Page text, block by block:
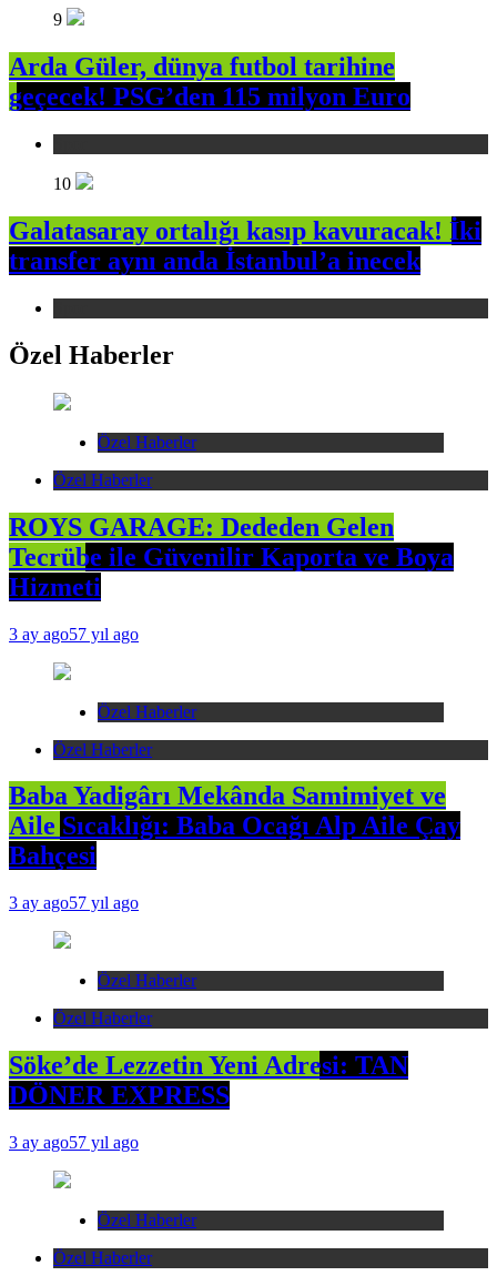
9
Arda Güler, dünya futbol tarihine
geçecek! PSG’den 115 milyon Euro
10
Galatasaray ortalığı kasıp kavuracak! İki
transfer aynı anda İstanbul’a inecek
Özel Haberler
Özel Haberler
Özel Haberler
ROYS GARAGE: Dededen Gelen
Tecrübe ile Güvenilir Kaporta ve Boya
Hizmeti
3 ay ago57 yıl ago
Özel Haberler
Özel Haberler
Baba Yadigârı Mekânda Samimiyet ve
Aile Sıcaklığı: Baba Ocağı Alp Aile Çay
Bahçesi
3 ay ago57 yıl ago
Özel Haberler
Özel Haberler
Söke’de Lezzetin Yeni Adresi: TAN
DÖNER EXPRESS
3 ay ago57 yıl ago
Özel Haberler
Özel Haberler